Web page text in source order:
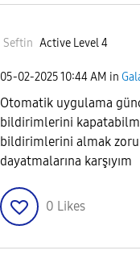
Seftin Active Level 4
‎05-02-202510:44 AM in
Otomatik uygulama
bildirimlerini
bildirimlerini almak
dayatmalarına karşıyım
0 Likes